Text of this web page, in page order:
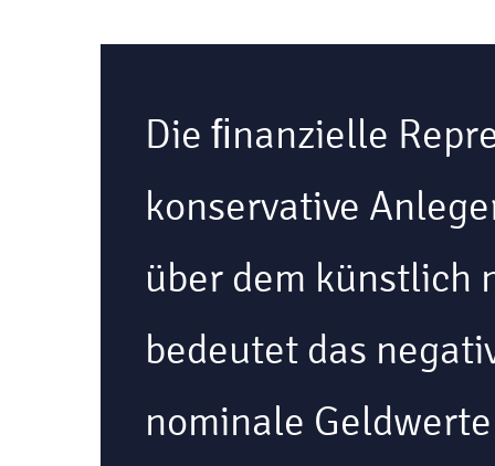
Die ﬁnanzielle
konservative
über dem künstlich
bedeutet das
nominale